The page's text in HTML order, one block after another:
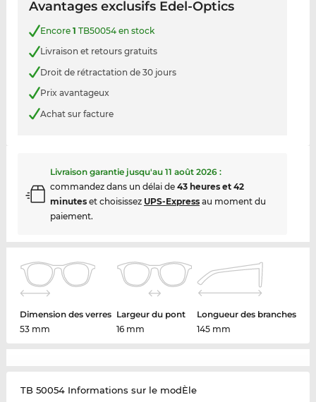
Avantages exclusifs Edel-Optics
Encore 1 TB50054 en stock
Livraison et retours gratuits
Droit de rétractation de 30 jours
Prix avantageux
Achat sur facture
Livraison garantie jusqu'au 11 août 2026:
commandez dans un délai de 43 heures et 42
minuteset choisissez UPS-Expressau moment du
paiement.
Dimension des verres
53 mm
Largeur du pont
16 mm
Longueur des branches
145 mm
TB 50054 Informations sur le modÈle